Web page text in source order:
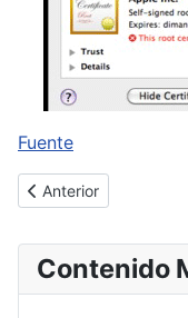
Fuente
Artículo anterior:
Anterior
Contenido